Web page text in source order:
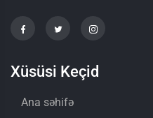
Xüsüsi Keçid
Ana səhifə